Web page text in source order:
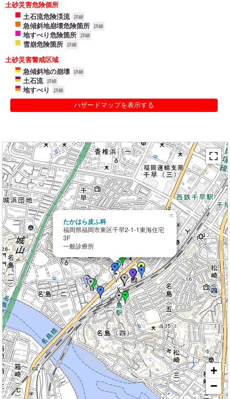
土砂災害危険個所
土石流危険渓流
詳細
急傾斜地崩壊危険箇所 詳細
地すべり危険箇所 詳細
雪崩危険箇所 詳細
土砂災害警戒区域
急傾斜地の崩壊
詳細
土石流 詳細
地すべり 詳細
ハザードマップを表示する
たかはら皮ふ科
福岡県福岡市東区千早2-1-1東海住宅
3F
一般診療所
×
+
−